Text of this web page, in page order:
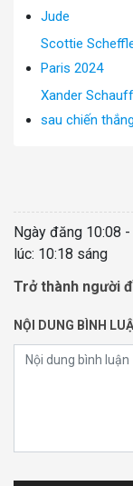
Jude
Scottie
Paris 2024
Xander
sau chiến
Ngày đăng 10:08
lúc: 10:18 sáng
Trở thành người
NỘI DUNG BÌNH